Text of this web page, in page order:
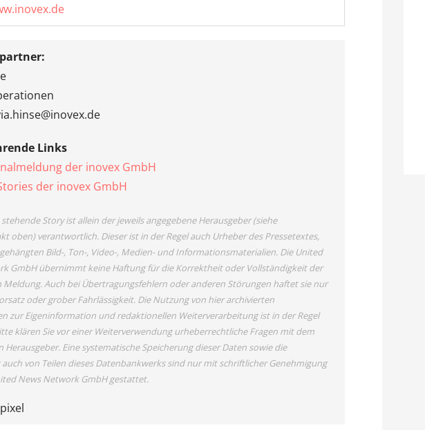
Links
der inovex GmbH
der inovex GmbH
Story ist allein der jeweils angegebene Herausgeber (siehe
oben) verantwortlich. Dieser ist in der Regel auch Urheber des Pressetextes,
Bild-, Ton-, Video-, Medien- und Informationsmaterialien. Die United
GmbH übernimmt keine Haftung für die Korrektheit oder Vollständigkeit der
Meldung. Auch bei Übertragungsfehlern oder anderen Störungen haftet sie nur
oder grober Fahrlässigkeit. Die Nutzung von hier archivierten
zur Eigeninformation und redaktionellen Weiterverarbeitung ist in der Regel
klären Sie vor einer Weiterverwendung urheberrechtliche Fragen mit dem
Herausgeber. Eine systematische Speicherung dieser Daten sowie die
von Teilen dieses Datenbankwerks sind nur mit schriftlicher Genehmigung
News Network GmbH gestattet.